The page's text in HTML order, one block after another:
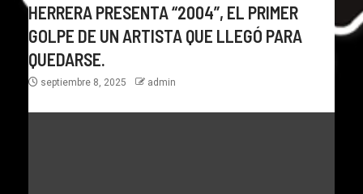
HERRERA PRESENTA “2004”, EL PRIMER
GOLPE DE UN ARTISTA QUE LLEGÓ PARA
QUEDARSE.
septiembre 8, 2025 admin